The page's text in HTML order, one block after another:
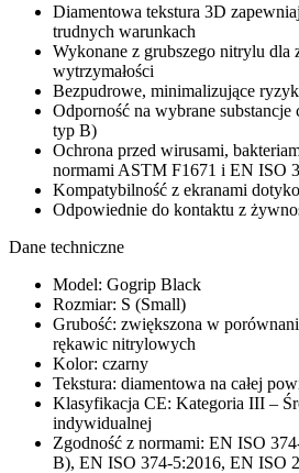
Diamentowa tekstura 3D
trudnych warunkach
Wykonane z grubszego nitrylu dla
wytrzymałości
Bezpudrowe, minimalizujące
Odporność na wybrane
typ B)
Ochrona przed wirusami,
normami ASTM F1671 i EN ISO
Kompatybilność z ekranami
Odpowiednie do kontaktu z
Dane techniczne
Model: Gogrip Black
Rozmiar: S (Small)
Grubość: zwiększona w
rękawic nitrylowych
Kolor: czarny
Tekstura: diamentowa na całej
Klasyfikacja CE: Kategoria III –
indywidualnej
Zgodność z normami: EN ISO
B), EN ISO 374-5:2016, EN ISO